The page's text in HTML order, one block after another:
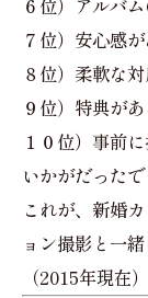
７位）安心感
８位）柔軟な
９位）特典が
１０位）事前
いかがだったで
これが、新婚
ョン撮影と一
（2015年現在）